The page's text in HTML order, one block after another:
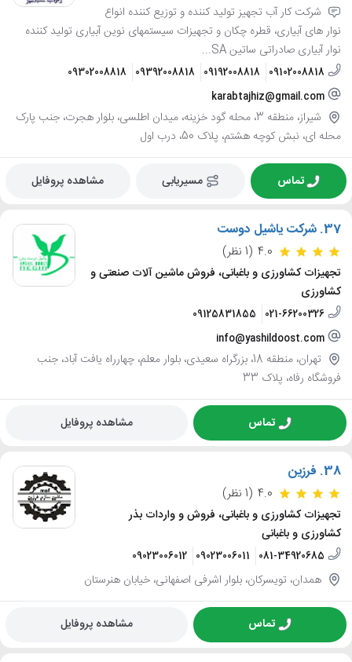
شرکت کار آب تجهیز تولید کننده و توزیع کننده انواع
نوار های آبیاری، قطره چکان و تجهیزات سیستمهای نوین آبیاری تولید کننده
نوار آبیاری صادراتی ساتین SA...
09102008818
09192008818
09392008818
09302008818
karabtajhiz@gmail.com
شیراز، منطقه 3، محله گود خزینه، میدان اطلسی، بلوار هجرت، جنب پارک
محله ای، نبش کوچه هشتم، پلاک 50، درب اول
تماس مسیریابی مشاهده پروفایل
37. شرکت یاشیل دوست
4.0 (1 نظر)
تجهیزات کشاورزی و باغبانی، فروش ماشین آلات صنعتی و
کشاورزی
021-66200326
09125831855
info@yashildoost.com
تهران، منطقه 18، بزرگراه سعیدی، بلوار معلم، چهارراه یافت آباد، جنب
فروشگاه رفاه، پلاک 33
تماس مشاهده پروفایل
38. فرزین
4.0 (1 نظر)
تجهیزات کشاورزی و باغبانی، فروش و واردات بذر
کشاورزی و باغبانی
081-34920685
09023006011
09023006012
همدان، تویسرکان، بلوار اشرفی اصفهانی، خیابان هنرستان
تماس مشاهده پروفایل